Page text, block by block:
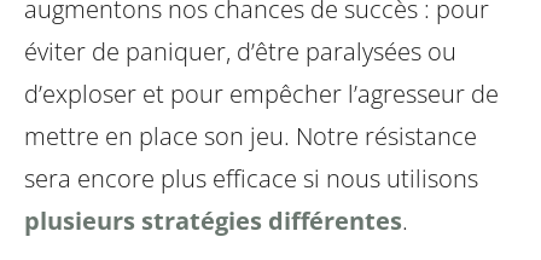
augmentons nos chances de succès : pour
éviter de paniquer, d’être paralysées ou
d’exploser et pour empêcher l’agresseur de
mettre en place son jeu. Notre résistance
sera encore plus efficace si nous utilisons
plusieurs stratégies différentes.